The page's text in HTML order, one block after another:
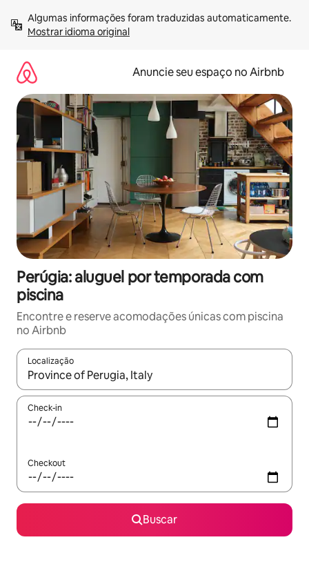
para
Mostrar idioma original
Anuncie seu espaço no Airbnb
Perúgia: aluguel por temporada com
piscina
Encontre e reserve acomodações únicas com piscina
no Airbnb
Localização
Quando os resultados estiverem disponíveis, explore-os
Check-in
Checkout
Buscar